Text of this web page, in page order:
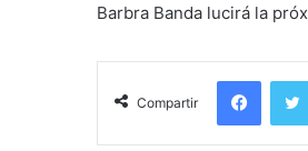
Barbra Banda lucirá la
Compartir